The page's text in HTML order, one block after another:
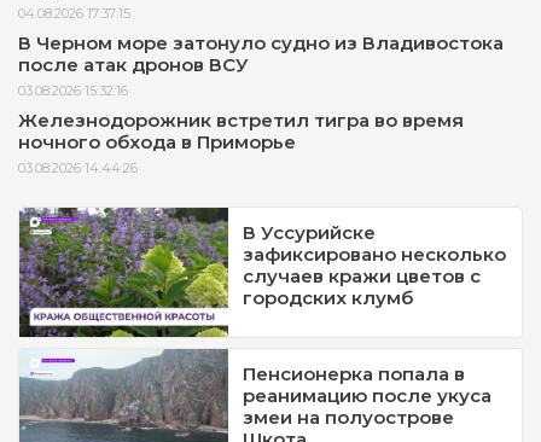
04.08.2026 17:37:15
В Черном море затонуло судно из Владивостока
после атак дронов ВСУ
03.08.2026 15:32:16
Железнодорожник встретил тигра во время
ночного обхода в Приморье
03.08.2026 14:44:26
В Уссурийске
зафиксировано несколько
случаев кражи цветов с
городских клумб
Пенсионерка попала в
реанимацию после укуса
змеи на полуострове